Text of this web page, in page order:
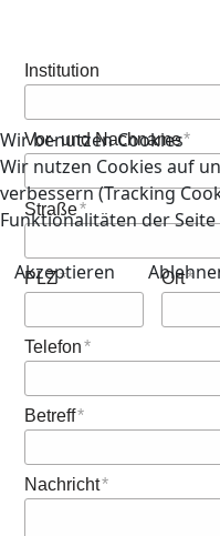
Institution
Vor- und Nachname
Straße
PLZ Ort
Telefon
Betreff
Nachricht
Wir benutzen Cookies
Wir nutzen Cookies auf
verbessern (Tracking
Funktionalitäten der
Akzeptieren